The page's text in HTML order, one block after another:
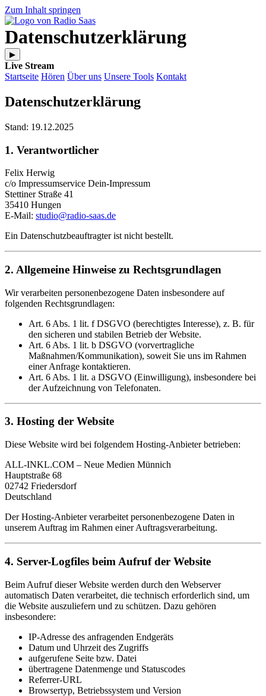
Zum Inhalt springen
Datenschutzerklärung
▶
Live Stream
Startseite Hören Über uns Unsere Tools Kontakt
Datenschutzerklärung
Stand: 19.12.2025
1. Verantwortlicher
Felix Herwig
c/o Impressumservice Dein-Impressum
Stettiner Straße 41
35410 Hungen
E-Mail: studio@radio-saas.de
Ein Datenschutzbeauftragter ist nicht bestellt.
2. Allgemeine Hinweise zu Rechtsgrundlagen
Wir verarbeiten personenbezogene Daten insbesondere auf
folgenden Rechtsgrundlagen:
Art. 6 Abs. 1 lit. f DSGVO (berechtigtes Interesse), z. B. für
den sicheren und stabilen Betrieb der Website.
Art. 6 Abs. 1 lit. b DSGVO (vorvertragliche
Maßnahmen/Kommunikation), soweit Sie uns im Rahmen
einer Anfrage kontaktieren.
Art. 6 Abs. 1 lit. a DSGVO (Einwilligung), insbesondere bei
der Aufzeichnung von Telefonaten.
3. Hosting der Website
Diese Website wird bei folgendem Hosting-Anbieter betrieben:
ALL-INKL.COM – Neue Medien Münnich
Hauptstraße 68
02742 Friedersdorf
Deutschland
Der Hosting-Anbieter verarbeitet personenbezogene Daten in
unserem Auftrag im Rahmen einer Auftragsverarbeitung.
4. Server-Logfiles beim Aufruf der Website
Beim Aufruf dieser Website werden durch den Webserver
automatisch Daten verarbeitet, die technisch erforderlich sind, um
die Website auszuliefern und zu schützen. Dazu gehören
insbesondere:
IP-Adresse des anfragenden Endgeräts
Datum und Uhrzeit des Zugriffs
aufgerufene Seite bzw. Datei
übertragene Datenmenge und Statuscodes
Referrer-URL
Browsertyp, Betriebssystem und Version